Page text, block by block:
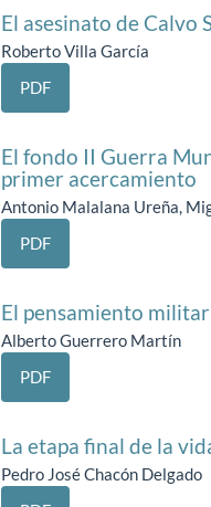
El asesinato de Calvo
Roberto Villa García
PDF
El fondo II Guerra
primer acercamiento
Antonio Malalana Ureña,
PDF
El pensamiento
Alberto Guerrero Martín
PDF
La etapa final de la
Pedro José Chacón Delgado